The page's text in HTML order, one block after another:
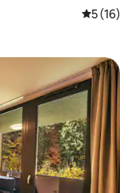
5 (16)